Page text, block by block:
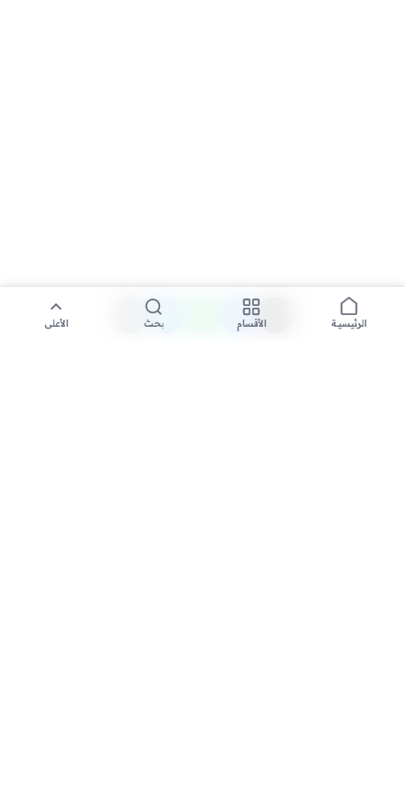
الرئيسية الأقسام بحث الأعلى